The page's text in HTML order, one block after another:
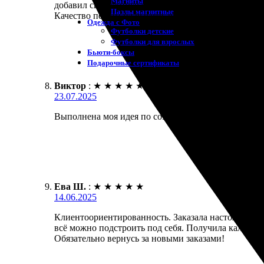
Пазлы магнитные
Одежда с Фото
Футболки детские
Футболки для взрослых
Бьюти-боксы
Подарочные сертификаты
добавил свои фотографии – есть возможность
Качество печати на высоте, все цвета яркие и
Виктор : ★ ★ ★ ★ ★
23.07.2025
Выполнена моя идея по созданию календарей.
Ева Ш. : ★ ★ ★ ★ ★
14.06.2025
Клиентоориентированность. Заказала
всё можно подстроить под себя. Получила
Обязательно вернусь за новыми заказами!